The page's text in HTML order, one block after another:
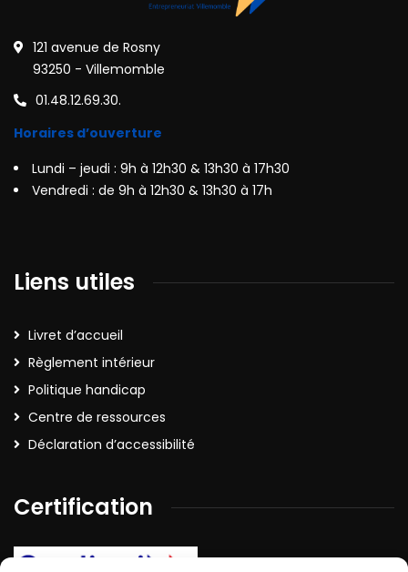
121 avenue de Rosny
93250 - Villemomble
01.48.12.69.30.
Horaires d’ouverture
Lundi – jeudi : 9h à 12h30 & 13h30 à 17h30
Vendredi : de 9h à 12h30 & 13h30 à 17h
Liens utiles
Livret d’accueil
Règlement intérieur
Politique handicap
Centre de ressources
Déclaration d’accessibilité
Certification